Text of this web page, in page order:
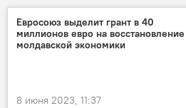
Евросоюз выделит грант в 40
миллионов евро на восстановление
молдавской экономики
8 июня 2023, 11:37